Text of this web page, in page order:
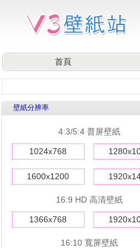
首頁
壁紙分辨率
4:3/5:4 普屏壁紙
1024x768
1600x1200
16:9 HD 高清壁紙
1366x768
16:10 寬屏壁紙